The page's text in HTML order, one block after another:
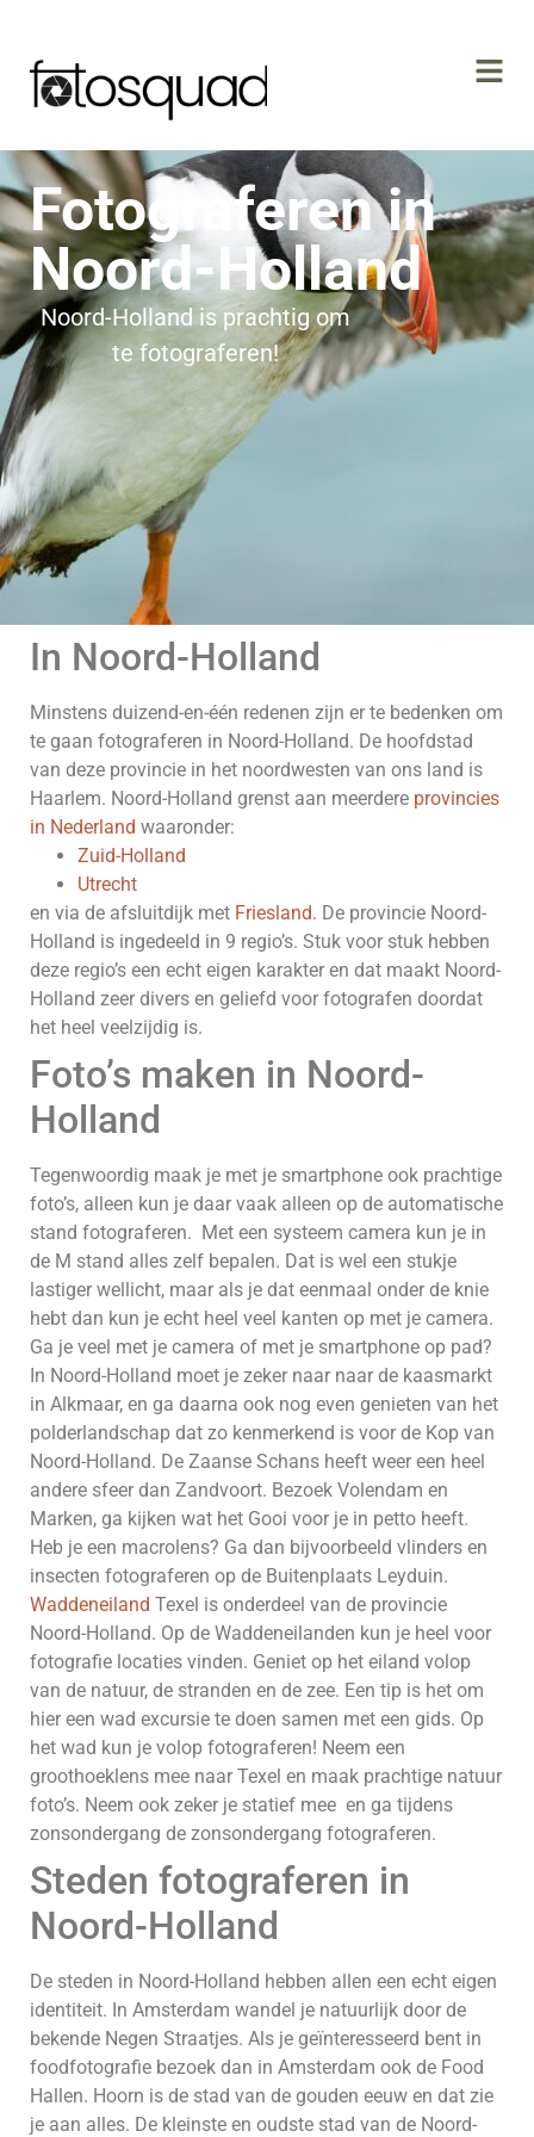
Fotograferen in
Noord-Holland
Noord-Holland is prachtig om
te fotograferen!
In Noord-Holland
Minstens duizend-en-één redenen zijn er te bedenken om
te gaan fotograferen in Noord-Holland. De hoofdstad
van deze provincie in het noordwesten van ons land is
Haarlem. Noord-Holland grenst aan meerdere provincies
in Nederland waaronder:
Zuid-Holland
Utrecht
en via de afsluitdijk met Friesland. De provincie Noord-
Holland is ingedeeld in 9 regio’s. Stuk voor stuk hebben
deze regio’s een echt eigen karakter en dat maakt Noord-
Holland zeer divers en geliefd voor fotografen doordat
het heel veelzijdig is.
Foto’s maken in Noord-
Holland
Tegenwoordig maak je met je smartphone ook prachtige
foto’s, alleen kun je daar vaak alleen op de automatische
stand fotograferen. Met een systeem camera kun je in
de M stand alles zelf bepalen. Dat is wel een stukje
lastiger wellicht, maar als je dat eenmaal onder de knie
hebt dan kun je echt heel veel kanten op met je camera.
Ga je veel met je camera of met je smartphone op pad?
In Noord-Holland moet je zeker naar naar de kaasmarkt
in Alkmaar, en ga daarna ook nog even genieten van het
polderlandschap dat zo kenmerkend is voor de Kop van
Noord-Holland. De Zaanse Schans heeft weer een heel
andere sfeer dan Zandvoort. Bezoek Volendam en
Marken, ga kijken wat het Gooi voor je in petto heeft.
Heb je een macrolens? Ga dan bijvoorbeeld vlinders en
insecten fotograferen op de Buitenplaats Leyduin.
Waddeneiland Texel is onderdeel van de provincie
Noord-Holland. Op de Waddeneilanden kun je heel voor
fotografie locaties vinden. Geniet op het eiland volop
van de natuur, de stranden en de zee. Een tip is het om
hier een wad excursie te doen samen met een gids. Op
het wad kun je volop fotograferen! Neem een
groothoeklens mee naar Texel en maak prachtige natuur
foto’s. Neem ook zeker je statief mee en ga tijdens
zonsondergang de zonsondergang fotograferen.
Steden fotograferen in
Noord-Holland
De steden in Noord-Holland hebben allen een echt eigen
identiteit. In Amsterdam wandel je natuurlijk door de
bekende Negen Straatjes. Als je geïnteresseerd bent in
foodfotografie bezoek dan in Amsterdam ook de Food
Hallen. Hoorn is de stad van de gouden eeuw en dat zie
je aan alles. De kleinste en oudste stad van de Noord-